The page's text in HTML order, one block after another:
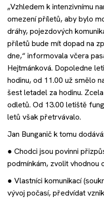
„Vzhledem k intenzivnímu
omezení příletů, aby bylo
dráhy, pojezdových
příletů bude mít dopad na
dne,“ informovala včera
Hejtmánková. Dopoledne
hodinu, od 11.00 už smělo
šest letadel za hodinu.
odletů. Od 13.00 letiště
letů však přetrvávalo.
Jan Bunganič k tomu dodává:
● Chodci jsou povinni
podmínkám, zvolit vhodnou
● Vlastníci komunikací
vývoj počasí, předvídat